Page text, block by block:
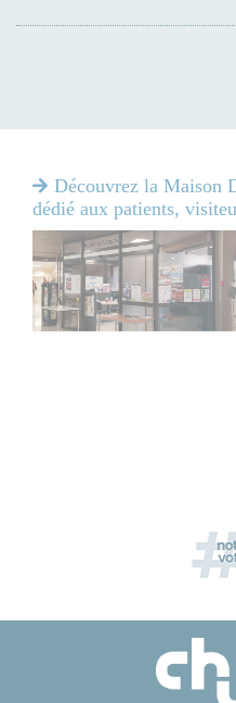
Découvrez la Maison
dédié aux patients,